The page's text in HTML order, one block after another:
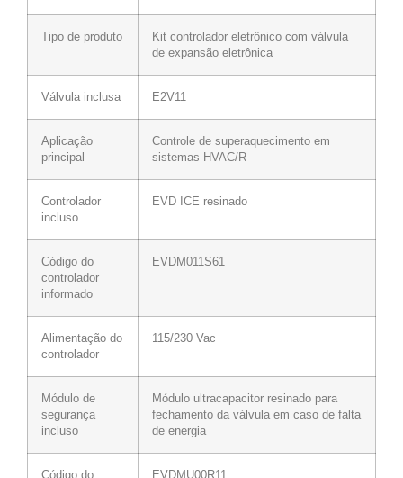
Tipo de produto
Kit controlador eletrônico com válvula
de expansão eletrônica
Válvula inclusa E2V11
Aplicação
principal
Controle de superaquecimento em
sistemas HVAC/R
Controlador
incluso
EVD ICE resinado
Código do
controlador
informado
EVDM011S61
Alimentação do
controlador
115/230 Vac
Módulo de
segurança
incluso
Módulo ultracapacitor resinado para
fechamento da válvula em caso de falta
de energia
Código do EVDMU00R11